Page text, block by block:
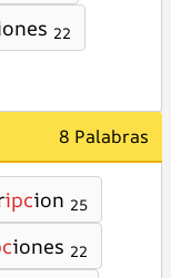
22
8 Palabras
ipcion 25
iones 22